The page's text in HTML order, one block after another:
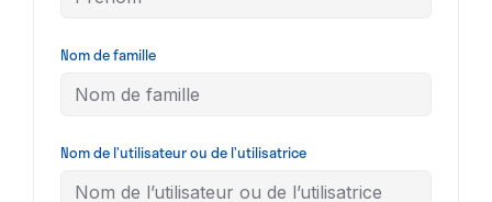
Nom de famille
Nom de l’utilisateur ou de l’utilisatrice